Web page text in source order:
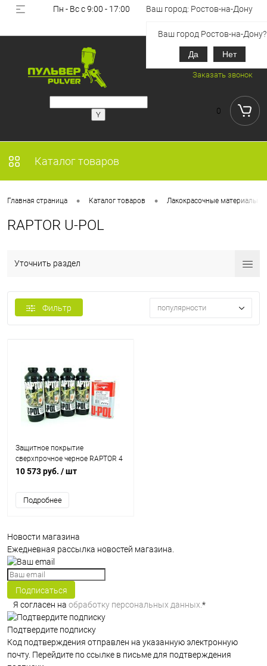
Пн - Вс с 9:00 - 17:00 Ваш город: Ростов-на-Дону
Ваш город Ростов-на-Дону?
Да Нет
+7 (918) 851-53-00
Заказать звонок
0
Каталог товаров
Главная страница • Каталог товаров • Лакокрасочные материалы
RAPTOR U-POL
Уточнить раздел
Фильтр популярности
Защитное покрытие
сверхпрочное черное RAPTOR 4
х 750л+1л отв U-POL
10 573 руб. / шт
Подробнее
Новости магазина
Ежедневная рассылка новостей магазина.
Подписаться
Я согласен на обработку персональных данных. *
Подтвердите подписку
Код подтверждения отправлен на указанную электронную
почту. Перейдите по ссылке в письме для подтверждения